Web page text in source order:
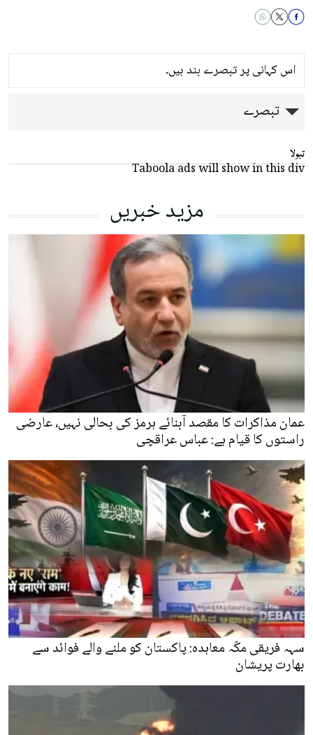
اس کہانی پر تبصرے بند ہیں۔
تبصرے
تبولا
Taboola ads will show in this div
مزید خبریں
عمان مذاکرات کا مقصد آبنائے ہرمز کی بحالی نہیں، عارضی
راستوں کا قیام ہے: عباس عراقچی
سہہ فریقی مکّہ معاہدہ: پاکستان کو ملنے والے فوائد سے
بھارت پریشان